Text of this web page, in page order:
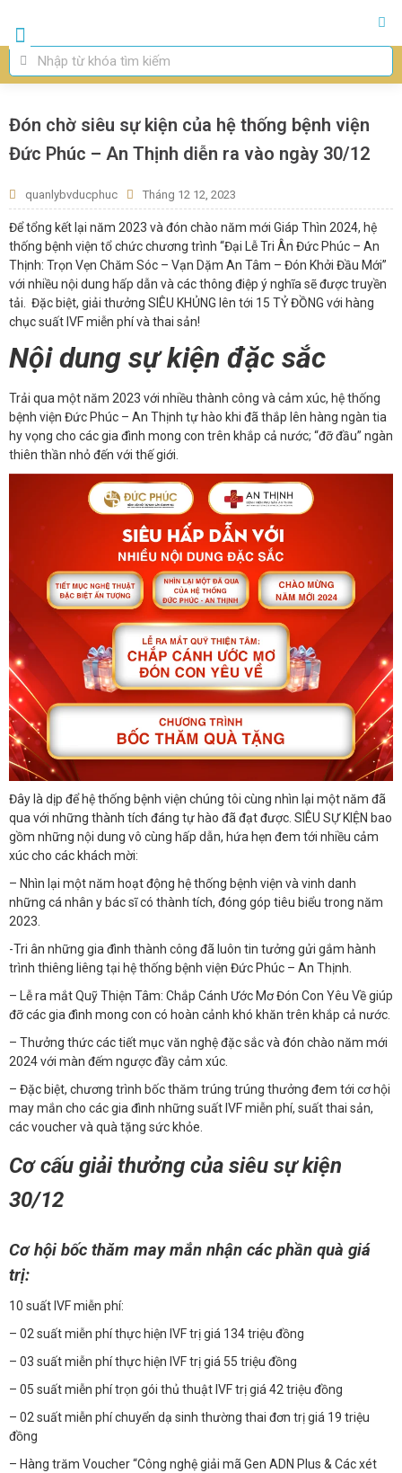
Đón chờ siêu sự kiện của hệ thống bệnh viện
Đức Phúc – An Thịnh diễn ra vào ngày 30/12
quanlybvducphuc Tháng 12 12, 2023
Để tổng kết lại năm 2023 và đón chào năm mới Giáp Thìn 2024, hệ
thống bệnh viện tổ chức chương trình “Đại Lễ Tri Ân Đức Phúc – An
Thịnh: Trọn Vẹn Chăm Sóc – Vạn Dặm An Tâm – Đón Khởi Đầu Mới”
với nhiều nội dung hấp dẫn và các thông điệp ý nghĩa sẽ được truyền
tải. Đặc biệt, giải thưởng SIÊU KHỦNG lên tới 15 TỶ ĐỒNG với hàng
chục suất IVF miễn phí và thai sản!
Nội dung sự kiện đặc sắc
Trải qua một năm 2023 với nhiều thành công và cảm xúc, hệ thống
bệnh viện Đức Phúc – An Thịnh tự hào khi đã thắp lên hàng ngàn tia
hy vọng cho các gia đình mong con trên khắp cả nước; “đỡ đầu” ngàn
thiên thần nhỏ đến với thế giới.
Đây là dịp để hệ thống bệnh viện chúng tôi cùng nhìn lại một năm đã
qua với những thành tích đáng tự hào đã đạt được. SIÊU SỰ KIỆN bao
gồm những nội dung vô cùng hấp dẫn, hứa hẹn đem tới nhiều cảm
xúc cho các khách mời:
– Nhìn lại một năm hoạt động hệ thống bệnh viện và vinh danh
những cá nhân y bác sĩ có thành tích, đóng góp tiêu biểu trong năm
2023.
-Tri ân những gia đình thành công đã luôn tin tưởng gửi gắm hành
trình thiêng liêng tại hệ thống bệnh viện Đức Phúc – An Thịnh.
– Lễ ra mắt Quỹ Thiện Tâm: Chắp Cánh Ước Mơ Đón Con Yêu Về giúp
đỡ các gia đình mong con có hoàn cảnh khó khăn trên khắp cả nước.
– Thưởng thức các tiết mục văn nghệ đặc sắc và đón chào năm mới
2024 với màn đếm ngược đầy cảm xúc.
– Đặc biệt, chương trình bốc thăm trúng trúng thưởng đem tới cơ hội
may mắn cho các gia đình những suất IVF miễn phí, suất thai sản,
các voucher và quà tặng sức khỏe.
Cơ cấu giải thưởng của siêu sự kiện
30/12
Cơ hội bốc thăm may mắn nhận các phần quà giá
trị:
10 suất IVF miễn phí:
– 02 suất miễn phí thực hiện IVF trị giá 134 triệu đồng
– 03 suất miễn phí thực hiện IVF trị giá 55 triệu đồng
– 05 suất miễn phí trọn gói thủ thuật IVF trị giá 42 triệu đồng
– 02 suất miễn phí chuyển dạ sinh thường thai đơn trị giá 19 triệu
đồng
– Hàng trăm Voucher “Công nghệ giải mã Gen ADN Plus & Các xét